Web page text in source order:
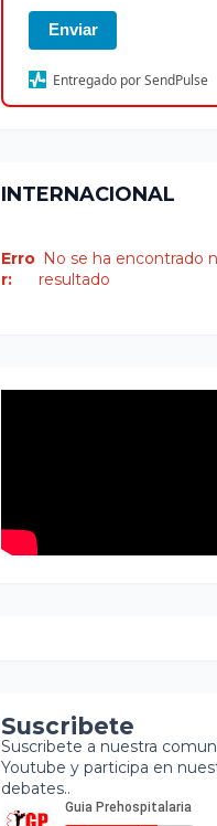
Enviar
Entregado por SendPulse
INTERNACIONAL
Erro
r:
No se ha encontrado
resultado
Suscribete
Suscribete a nuestra
Youtube y participa en
debates..